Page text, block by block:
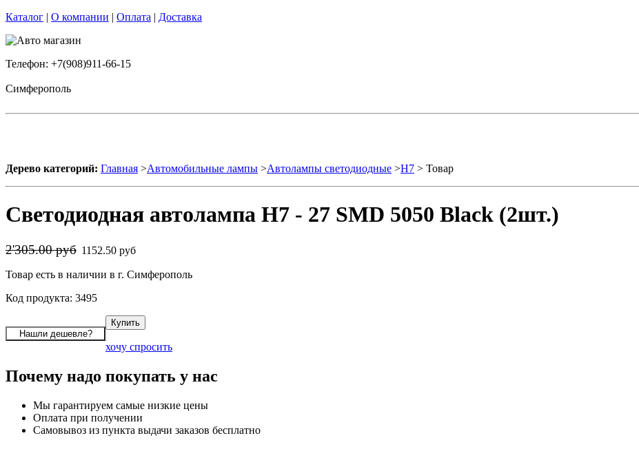
Каталог | О компании | Оплата | Доставка
Телефон: +7(908)911-66-15
Симферополь
Дерево категорий: Главная >Автомобильные лампы >Автолампы светодиодные >H7 > Товар
Светодиодная автолампа H7 - 27 SMD 5050 Black (2шт.)
2'305.00 руб 1152.50 руб
Товар есть в наличии в г. Симферополь
Код продукта: 3495
хочу спросить
Почему надо покупать у нас
Мы гарантируем самые низкие цены
Оплата при получении
Самовывоз из пункта выдачи заказов бесплатно